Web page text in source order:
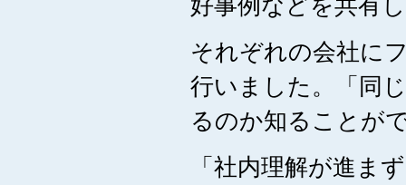
好事例などを共有
それぞれの会社に
行いました。「同
るのか知ることが
「社内理解が進ま